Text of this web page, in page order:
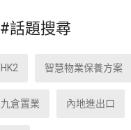
#話題搜尋
HK2 智慧物業保養方案
九倉置業 內地進出口